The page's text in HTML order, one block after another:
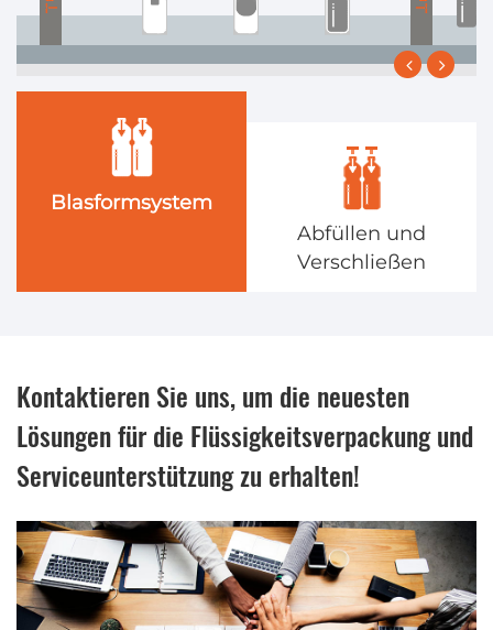
Blasformsystem
Abfüllen und
Verschließen
Kontaktieren Sie uns, um die neuesten
Lösungen für die Flüssigkeitsverpackung und
Serviceunterstützung zu erhalten!